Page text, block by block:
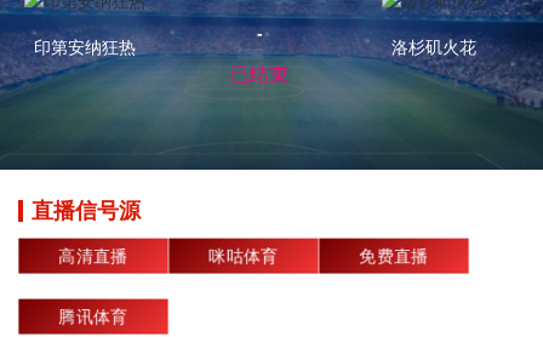
印第安纳狂热
-
已结束
洛杉矶火花
直播信号源
高清直播 咪咕体育 免费直播
腾讯体育